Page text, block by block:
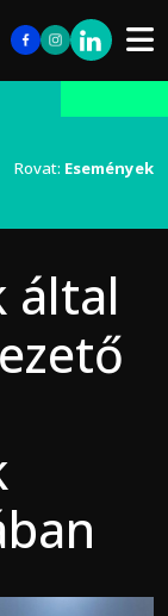
Rovat: Események
által